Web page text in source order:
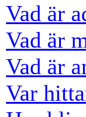
Vad är
Vad är
Vad är
Var